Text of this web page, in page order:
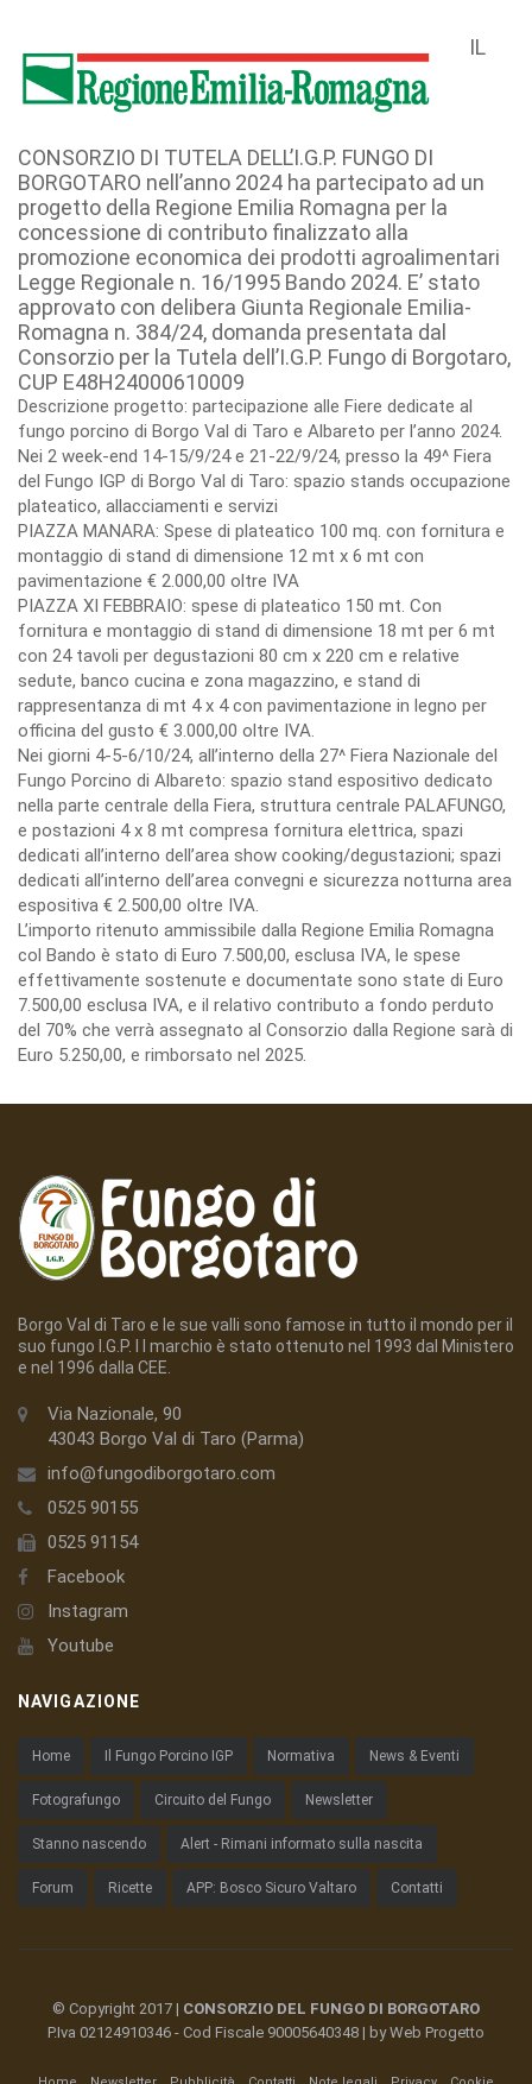
IL
CONSORZIO DI TUTELA DELL’I.G.P. FUNGO DI
BORGOTARO nell’anno 2024 ha partecipato ad un
progetto della Regione Emilia Romagna per la
concessione di contributo finalizzato alla
promozione economica dei prodotti agroalimentari
Legge Regionale n. 16/1995 Bando 2024. E’ stato
approvato con delibera Giunta Regionale Emilia-
Romagna n. 384/24, domanda presentata dal
Consorzio per la Tutela dell’I.G.P. Fungo di Borgotaro,
CUP E48H24000610009
Descrizione progetto: partecipazione alle Fiere dedicate al
fungo porcino di Borgo Val di Taro e Albareto per l’anno 2024.
Nei 2 week-end 14-15/9/24 e 21-22/9/24, presso la 49^ Fiera
del Fungo IGP di Borgo Val di Taro: spazio stands occupazione
plateatico, allacciamenti e servizi
PIAZZA MANARA: Spese di plateatico 100 mq. con fornitura e
montaggio di stand di dimensione 12 mt x 6 mt con
pavimentazione € 2.000,00 oltre IVA
PIAZZA XI FEBBRAIO: spese di plateatico 150 mt. Con
fornitura e montaggio di stand di dimensione 18 mt per 6 mt
con 24 tavoli per degustazioni 80 cm x 220 cm e relative
sedute, banco cucina e zona magazzino, e stand di
rappresentanza di mt 4 x 4 con pavimentazione in legno per
officina del gusto € 3.000,00 oltre IVA.
Nei giorni 4-5-6/10/24, all’interno della 27^ Fiera Nazionale del
Fungo Porcino di Albareto: spazio stand espositivo dedicato
nella parte centrale della Fiera, struttura centrale PALAFUNGO,
e postazioni 4 x 8 mt compresa fornitura elettrica, spazi
dedicati all’interno dell’area show cooking/degustazioni; spazi
dedicati all’interno dell’area convegni e sicurezza notturna area
espositiva € 2.500,00 oltre IVA.
L’importo ritenuto ammissibile dalla Regione Emilia Romagna
col Bando è stato di Euro 7.500,00, esclusa IVA, le spese
effettivamente sostenute e documentate sono state di Euro
7.500,00 esclusa IVA, e il relativo contributo a fondo perduto
del 70% che verrà assegnato al Consorzio dalla Regione sarà di
Euro 5.250,00, e rimborsato nel 2025.
Borgo Val di Taro e le sue valli sono famose in tutto il mondo per il
suo fungo I.G.P. I l marchio è stato ottenuto nel 1993 dal Ministero
e nel 1996 dalla CEE.
Via Nazionale, 90
43043 Borgo Val di Taro (Parma)
info@fungodiborgotaro.com
0525 90155
0525 91154
Facebook
Instagram
Youtube
NAVIGAZIONE
Home Il Fungo Porcino IGP Normativa News & Eventi
Fotografungo Circuito del Fungo Newsletter
Stanno nascendo Alert - Rimani informato sulla nascita
Forum Ricette APP: Bosco Sicuro Valtaro Contatti
© Copyright 2017 | CONSORZIO DEL FUNGO DI BORGOTARO
P.Iva 02124910346 - Cod Fiscale 90005640348 | byWeb Progetto